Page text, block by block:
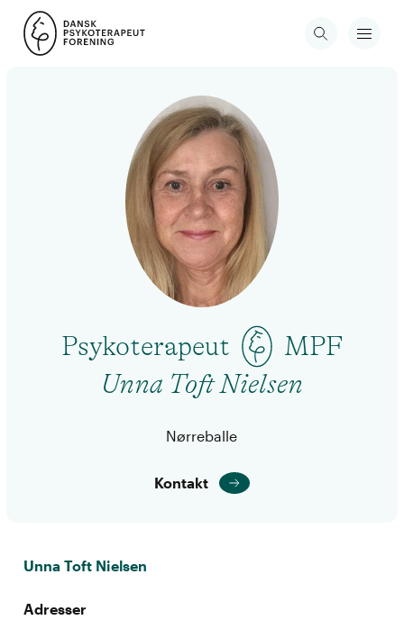
Psykoterapeut
MPF
Unna Toft Nielsen
Nørreballe
Kontakt
Unna Toft Nielsen
Adresser